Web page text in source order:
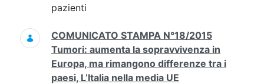
pazienti
COMUNICATO STAMPA N°18/2015
Tumori: aumenta la sopravvivenza in
Europa, ma rimangono differenze tra i
paesi, L’Italia nella media UE